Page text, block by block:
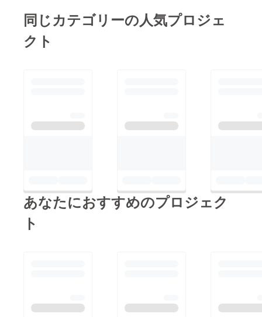
同じカテゴリーの人気プロジェ
クト
あなたにおすすめのプロジェク
ト